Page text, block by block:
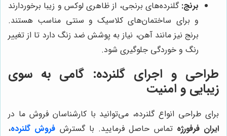
برنج: گلنرده‌های برنجی، از ظاهری لوکس و زیبا برخوردارند
و برای ساختمان‌های کلاسیک و سنتی مناسب هستند.
برنج نیز مانند آهن، نیاز به پوشش ضد زنگ دارد تا از تغییر
رنگ و خوردگی جلوگیری شود.
طراحی و اجرای گلنرده: گامی به سوی
زیبایی و امنیت
برای طراحی انواع گلنرده، می‌توانید با کارشناسان فروش ما در
ایران فرفورژه تماس حاصل فرمایید. با گسترش فروش گلنرده،